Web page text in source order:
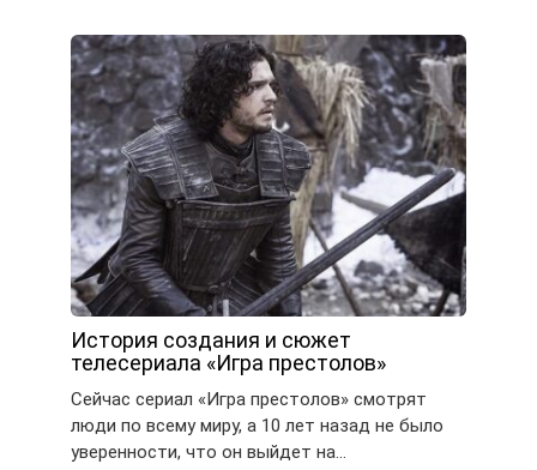
История создания и сюжет
телесериала «Игра престолов»
Сейчас сериал «Игра престолов» смотрят
люди по всему миру, а 10 лет назад не было
уверенности, что он выйдет на…